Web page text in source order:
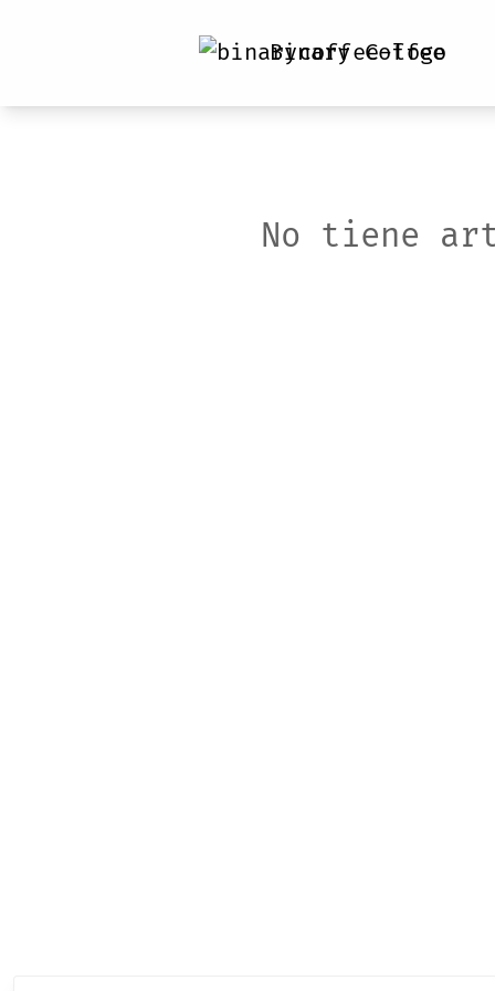
Binary Coffee
No tiene